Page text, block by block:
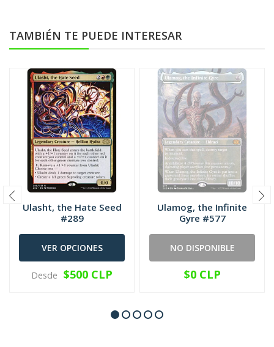
TAMBIÉN TE PUEDE INTERESAR
Ulasht, the Hate Seed
#289
VER OPCIONES
Desde $500 CLP
Ulamog, the Infinite
Gyre #577
NO DISPONIBLE
$0 CLP